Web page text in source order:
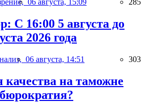
06 августа, 15:09 285
С 16:00 5 августа до
2026 года
06 августа, 14:51 303
на таможне